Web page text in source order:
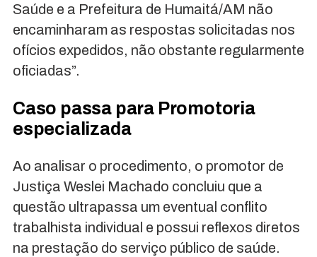
Saúde e a Prefeitura de Humaitá/AM não
encaminharam as respostas solicitadas nos
ofícios expedidos, não obstante regularmente
oficiadas”.
Caso passa para Promotoria
especializada
Ao analisar o procedimento, o promotor de
Justiça Weslei Machado concluiu que a
questão ultrapassa um eventual conflito
trabalhista individual e possui reflexos diretos
na prestação do serviço público de saúde.